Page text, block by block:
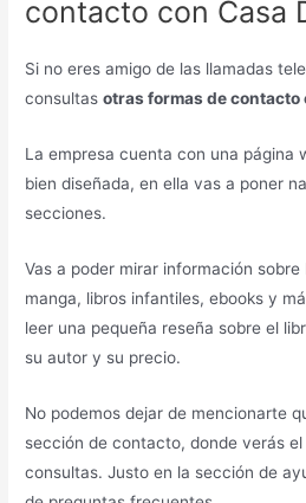
contacto con Casa
Si no eres amigo de las llamadas
consultasotras formas de contacto
La empresa cuenta con una página
bien diseñada, en ella vas a poner
secciones.
Vas a poder mirar información
manga, libros infantiles, ebooks y
leer una pequeña reseña sobre el
su autor y su precio.
No podemos dejar de mencionarte
sección de contacto, donde verás
consultas. Justo en la sección de